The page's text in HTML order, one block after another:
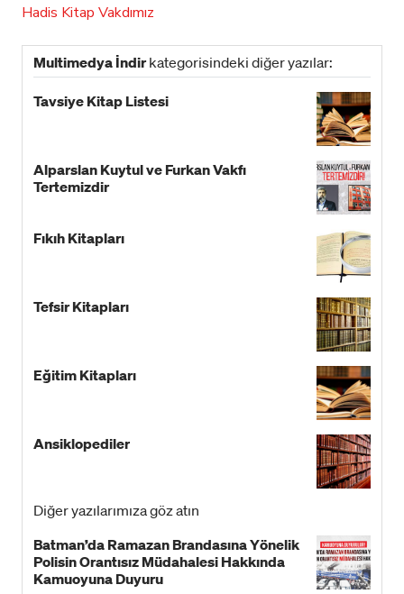
Hadis Kitap Vakdımız
Multimedya İndirkategorisindeki diğer yazılar:
Tavsiye Kitap Listesi
Alparslan Kuytul ve Furkan Vakfı
Tertemizdir
Fıkıh Kitapları
Tefsir Kitapları
Eğitim Kitapları
Ansiklopediler
Diğer yazılarımıza göz atın
Batman’da Ramazan Brandasına Yönelik
Polisin Orantısız Müdahalesi Hakkında
Kamuoyuna Duyuru